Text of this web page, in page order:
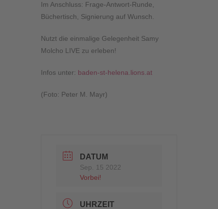
Im Anschluss: Frage-Antwort-Runde,
Büchertisch, Signierung auf Wunsch.
Nutzt die einmalige Gelegenheit Samy
Molcho LIVE zu erleben!
Infos unter: baden-st-helena.lions.at
(Foto: Peter M. Mayr)
DATUM
Sep. 15 2022
Vorbei!
UHRZEIT